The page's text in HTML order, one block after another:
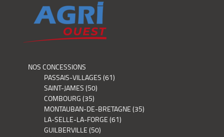
NOS CONCESSIONS
PASSAIS-VILLAGES (61)
SAINT-JAMES (50)
COMBOURG (35)
MONTAUBAN-DE-BRETAGNE (35)
LA-SELLE-LA-FORGE (61)
GUILBERVILLE (50)